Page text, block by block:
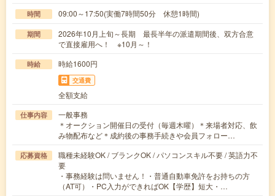
時間 09:00～17:50(実働7時間50分 休憩1時間)
期間
2026年10月上旬～長期 最長半年の派遣期間後、双方合意
で直接雇用へ！ ※10月～！
時給 時給1600円
交通費
全額支給
仕事内容
一般事務
＊オークション開催日の受付（毎週木曜）＊来場者対応、飲
み物配布など＊成約後の事務手続きや会員フォロー…
応募資格
職種未経験OK / ブランクOK / パソコンスキル不要 / 英語力不
要
・事務経験は問いません！・普通自動車免許をお持ちの方
（AT可）・PC入力ができればOK【学歴】短大・…